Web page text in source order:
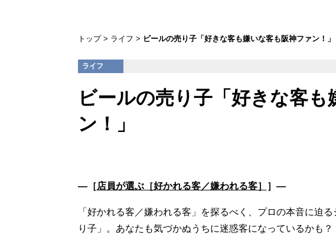
トップ ライフ
ビールの売り子「好きな客も嫌いな客も阪神ファン！」
ライフ
ビールの売り子「好きな客
ン！」
―［店員が選ぶ［好かれる客／嫌われる客］ ］―
「好かれる客／嫌われる客」を探るべく、プロの本音に迫
り子」。あなたも気づかぬうちに迷惑客になっているかも？